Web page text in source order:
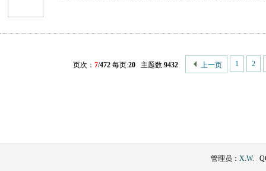
页次： 7/472 每页:20 主题数:9432 上一页 1 2
管理员： X.W.